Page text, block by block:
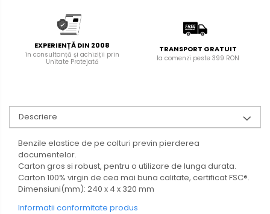
Articole pentru baie
Articole pentru bucatarie
Maturi, mopuri si galeti
Articole pentru rufe, casa,
geamuri, mobila
Articole pentru birou, suprafete,
pardoseli
Intretinere si odorizante masina
Saci de gunoi
Accesorii pentru curatenie
EXPERIENȚĂ DIN 2008
în consultanță și achiziții prin
Unitate Protejată
TRANSPORT GRATUIT
la comenzi peste 399 RON
Descriere
Benzile elastice de pe colturi previn pierderea
documentelor.
Carton gros si robust, pentru o utilizare de lunga durata.
Carton 100% virgin de cea mai buna calitate, certificat FSC®.
Dimensiuni(mm): 240 x 4 x 320 mm
Informatii conformitate produs